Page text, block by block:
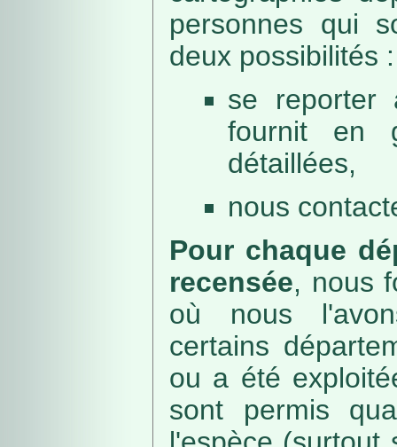
personnes qui
deux possibilités :
se reporter
fournit en
détaillées,
nous
Pour chaque
recensée, nous
où nous
certains
ou a été
sont permis